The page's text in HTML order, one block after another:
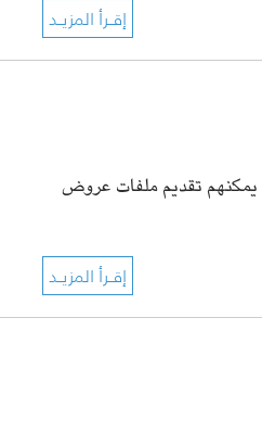
يمكنهم تقديم ملفات عروض